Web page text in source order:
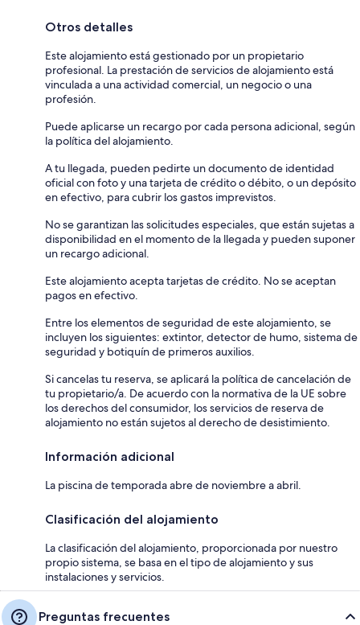
Otros detalles
Este alojamiento está gestionado por un propietario
profesional. La prestación de servicios de alojamiento está
vinculada a una actividad comercial, un negocio o una
profesión.
Puede aplicarse un recargo por cada persona adicional, según
la política del alojamiento.
A tu llegada, pueden pedirte un documento de identidad
oficial con foto y una tarjeta de crédito o débito, o un depósito
en efectivo, para cubrir los gastos imprevistos.
No se garantizan las solicitudes especiales, que están sujetas a
disponibilidad en el momento de la llegada y pueden suponer
un recargo adicional.
Este alojamiento acepta tarjetas de crédito. No se aceptan
pagos en efectivo.
Entre los elementos de seguridad de este alojamiento, se
incluyen los siguientes: extintor, detector de humo, sistema de
seguridad y botiquín de primeros auxilios.
Si cancelas tu reserva, se aplicará la política de cancelación de
tu propietario/a. De acuerdo con la normativa de la UE sobre
los derechos del consumidor, los servicios de reserva de
alojamiento no están sujetos al derecho de desistimiento.
Información adicional
La piscina de temporada abre de noviembre a abril.
Clasificación del alojamiento
La clasificación del alojamiento, proporcionada por nuestro
propio sistema, se basa en el tipo de alojamiento y sus
instalaciones y servicios.
Preguntas frecuentes